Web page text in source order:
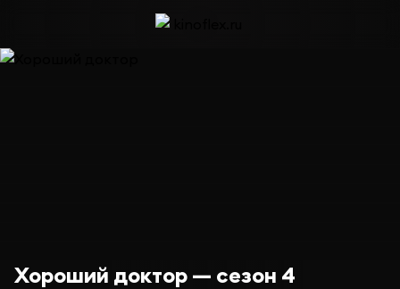
Хороший доктор — сезон 4